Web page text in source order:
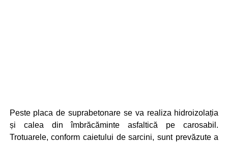
Peste placa de suprabetonare se va realiza hidroizolația
și calea din îmbrăcăminte asfaltică pe carosabil.
Trotuarele, conform caietului de sarcini, sunt prevăzute a